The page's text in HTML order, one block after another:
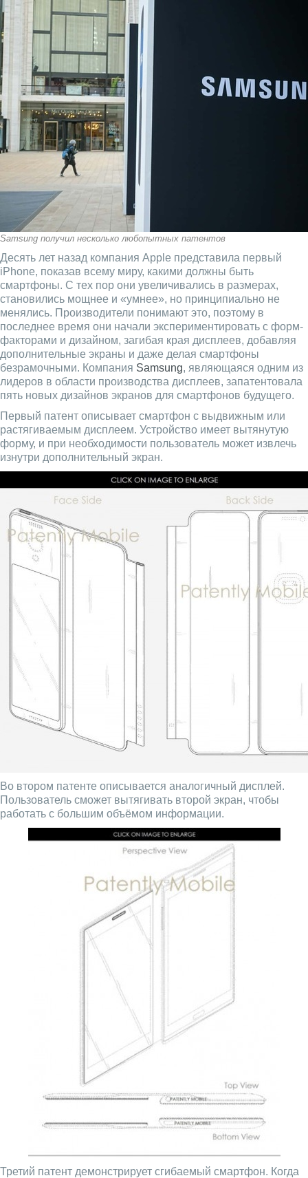
Samsung получил несколько любопытных патентов
Десять лет назад компания Apple представила первый
iPhone, показав всему миру, какими должны быть
смартфоны. С тех пор они увеличивались в размерах,
становились мощнее и «умнее», но принципиально не
менялись. Производители понимают это, поэтому в
последнее время они начали экспериментировать с форм-
факторами и дизайном, загибая края дисплеев, добавляя
дополнительные экраны и даже делая смартфоны
безрамочными. Компания Samsung, являющаяся одним из
лидеров в области производства дисплеев, запатентовала
пять новых дизайнов экранов для смартфонов будущего.
Первый патент описывает смартфон с выдвижным или
растягиваемым дисплеем. Устройство имеет вытянутую
форму, и при необходимости пользователь может извлечь
изнутри дополнительный экран.
Во втором патенте описывается аналогичный дисплей.
Пользователь сможет вытягивать второй экран, чтобы
работать с большим объёмом информации.
Третий патент демонстрирует сгибаемый смартфон. Когда